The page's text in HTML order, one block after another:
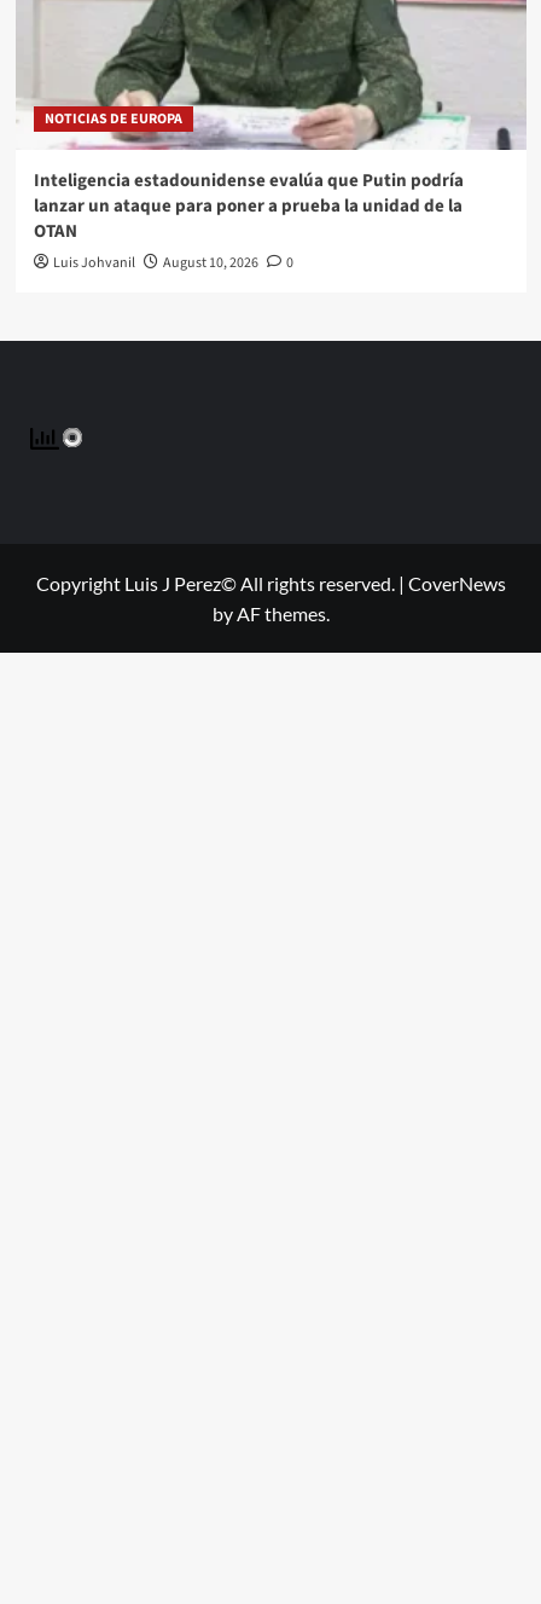
NOTICIAS DE EUROPA
Inteligencia estadounidense evalúa que Putin podría
lanzar un ataque para poner a prueba la unidad de la
OTAN
Luis Johvanil August 10, 2026 0
Copyright Luis J Perez© All rights reserved. | CoverNews
by AF themes.